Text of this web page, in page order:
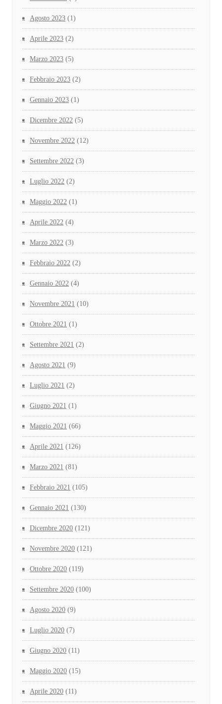
Agosto 2023 (1)
Aprile 2023 (2)
Marzo 2023 (5)
Febbraio 2023 (2)
Gennaio 2023 (1)
Dicembre 2022 (5)
Novembre 2022 (12)
Settembre 2022 (3)
Luglio 2022 (2)
Maggio 2022 (1)
Aprile 2022 (4)
Marzo 2022 (3)
Febbraio 2022 (2)
Gennaio 2022 (4)
Novembre 2021 (10)
Ottobre 2021 (1)
Settembre 2021 (2)
Agosto 2021 (9)
Luglio 2021 (2)
Giugno 2021 (1)
Maggio 2021 (66)
Aprile 2021 (126)
Marzo 2021 (81)
Febbraio 2021 (105)
Gennaio 2021 (130)
Dicembre 2020 (121)
Novembre 2020 (121)
Ottobre 2020 (119)
Settembre 2020 (100)
Agosto 2020 (9)
Luglio 2020 (7)
Giugno 2020 (11)
Maggio 2020 (15)
Aprile 2020 (11)